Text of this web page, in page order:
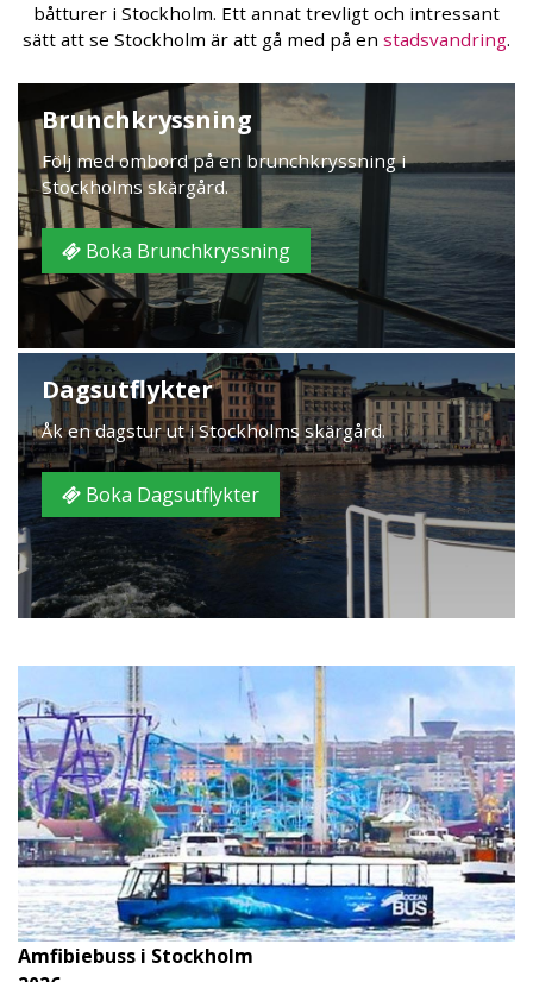
båtturer i Stockholm. Ett annat trevligt och intressant
sätt att se Stockholm är att gå med på en stadsvandring.
Brunchkryssning
Följ med ombord på en brunchkryssning i
Stockholms skärgård.
Boka Brunchkryssning
Dagsutflykter
Åk en dagstur ut i Stockholms skärgård.
Boka Dagsutflykter
Amfibiebuss i Stockholm